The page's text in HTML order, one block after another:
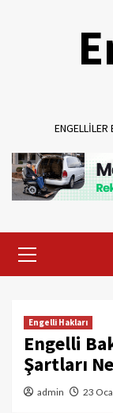
Menu
Engelli Hakları
Engelli
Şartları
admin 23